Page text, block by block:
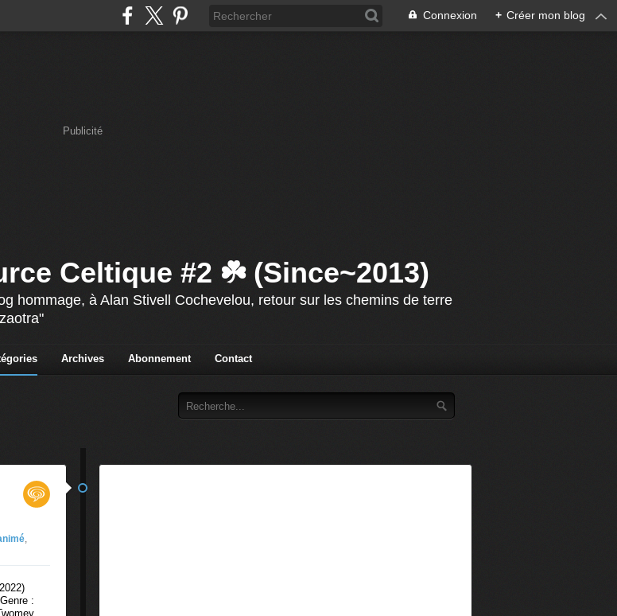
Connexion + Créer mon blog
Publicité
Celtique #2 ☘️ (Since~2013)
hommage, à Alan Stivell Cochevelou, retour sur les chemins de terre
Archives Abonnement Contact
,
: